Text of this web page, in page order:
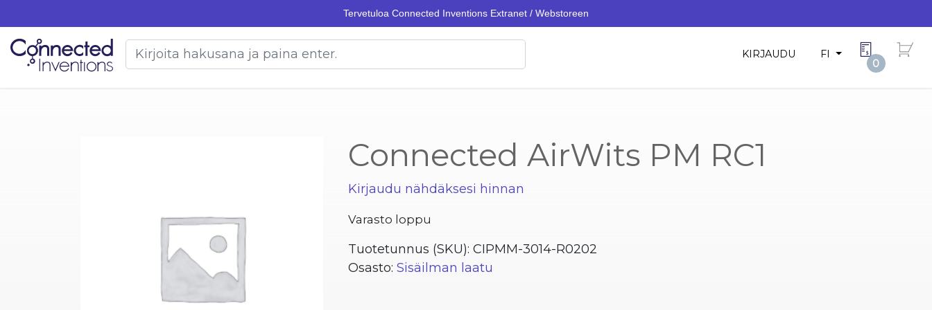
Tervetuloa Connected Inventions Extranet / Webstoreen
0
KIRJAUDU FI
Connected AirWits PM RC1
Kirjaudu nähdäksesi hinnan
Varasto loppu
Tuotetunnus (SKU): CIPMM-3014-R0202
Osasto: Sisäilman laatu